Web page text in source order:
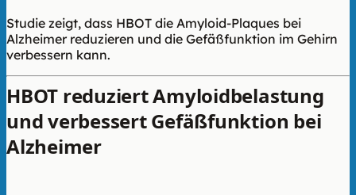
Studie zeigt, dass HBOT die Amyloid-Plaques bei
Alzheimer reduzieren und die Gefäßfunktion im Gehirn
verbessern kann.
HBOT reduziert Amyloidbelastung
und verbessert Gefäßfunktion bei
Alzheimer